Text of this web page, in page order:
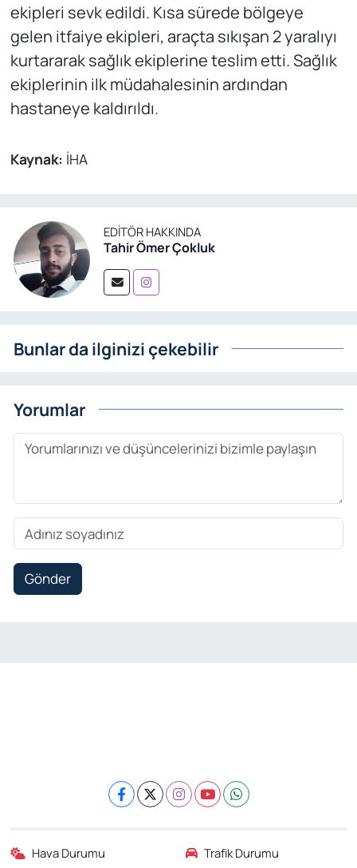
ekipleri sevk edildi. Kısa sürede bölgeye
gelen itfaiye ekipleri, araçta sıkışan 2 yaralıyı
kurtararak sağlık ekiplerine teslim etti. Sağlık
ekiplerinin ilk müdahalesinin ardından
hastaneye kaldırıldı.
Kaynak: İHA
EDITÖR HAKKINDA
Tahir Ömer Çokluk
Bunlar da ilginizi çekebilir
Yorumlar
Gönder
Hava Durumu Trafik Durumu